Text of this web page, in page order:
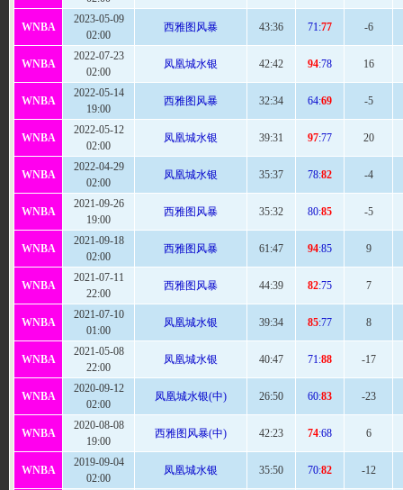
WNBA
2023-05-09
02:00
西雅图风暴 43:36 71:77 -6
WNBA
2022-07-23
02:00
凤凰城水银 42:42 94:78 16
WNBA
2022-05-14
19:00
西雅图风暴 32:34 64:69 -5
WNBA
2022-05-12
02:00
凤凰城水银 39:31 97:77 20
WNBA
2022-04-29
02:00
凤凰城水银 35:37 78:82 -4
WNBA
2021-09-26
19:00
西雅图风暴 35:32 80:85 -5
WNBA
2021-09-18
02:00
西雅图风暴 61:47 94:85 9
WNBA
2021-07-11
22:00
西雅图风暴 44:39 82:75 7
WNBA
2021-07-10
01:00
凤凰城水银 39:34 85:77 8
WNBA
2021-05-08
22:00
凤凰城水银 40:47 71:88 -17
WNBA
2020-09-12
02:00
凤凰城水银(中) 26:50 60:83 -23
WNBA
2020-08-08
19:00
西雅图风暴(中) 42:23 74:68 6
WNBA
2019-09-04
02:00
凤凰城水银 35:50 70:82 -12